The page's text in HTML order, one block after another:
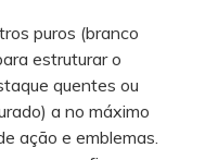
puros (branco
estruturar o
quentes ou
a no máximo
ação e emblemas.